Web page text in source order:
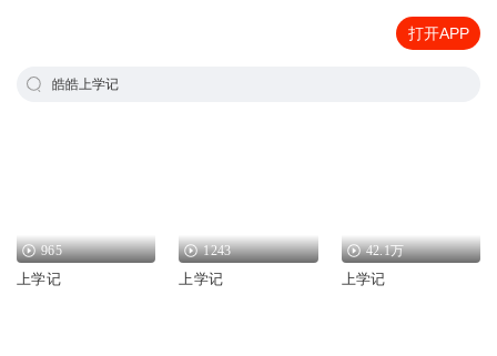
打开APP
皓皓上学记
965
上学记
1243
上学记
42.1万
上学记